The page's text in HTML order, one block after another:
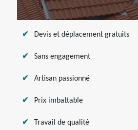
Devis et déplacement gratuits
Sans engagement
Artisan passionné
Prix imbattable
Travail de qualité